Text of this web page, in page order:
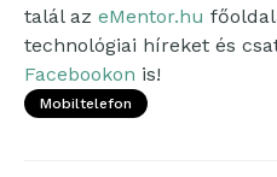
talál az eMentor.hu
technológiai híreket és
Facebookon is!
Mobiltelefon